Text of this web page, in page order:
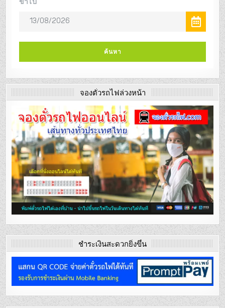
จองตั๋วรถไฟล่วงหน้า
ชำระเงินสะดวกยิ่งขึ้น